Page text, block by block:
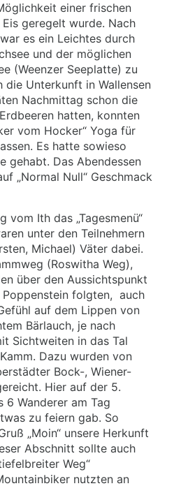
einer frischen
geregelt wurde. Nach
es ein Leichtes durch
und der möglichen
(Weenzer Seeplatte) zu
die Unterkunft in Wallensen
Nachmittag schon die
hatten, konnten
vom Hocker“ Yoga für
Es hatte sowieso
gehabt. Das Abendessen
„Normal Null“ Geschmack
vom Ith das „Tagesmenü“
unter den Teilnehmern
Michael) Väter dabei.
(Roswitha Weg),
über den Aussichtspunkt
folgten, auch
auf dem Lippen von
Bärlauch, je nach
Sichtweiten in das Tal
Dazu wurden von
Bock-, Wiener-
Hier auf der 5.
6 Wanderer am Tag
zu feiern gab. So
„Moin“ unsere Herkunft
Abschnitt sollte auch
Weg“
nutzten an